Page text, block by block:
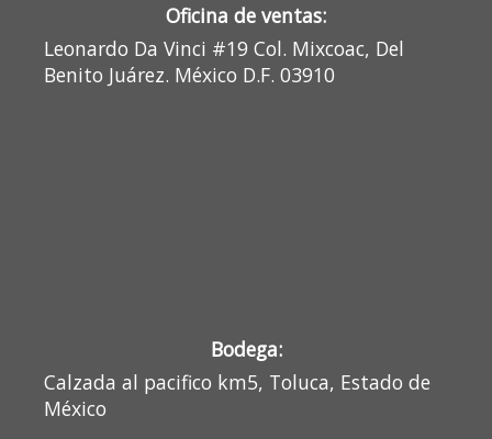
Oficina de ventas:
Leonardo Da Vinci #19 Col. Mixcoac, Del
Benito Juárez. México D.F. 03910
Bodega:
Calzada al pacifico km5, Toluca, Estado de
México